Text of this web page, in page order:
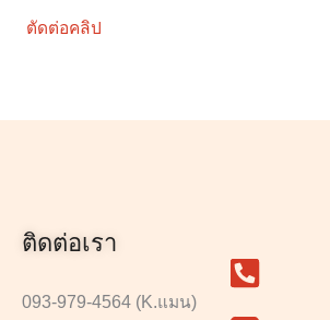
ตัดต่อคลิป
ติดต่อเรา
093-979-4564 (K.แมน)